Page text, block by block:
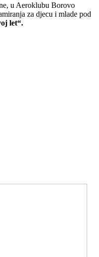
u Aeroklubu Borovo
za djecu i mlade pod
let“.